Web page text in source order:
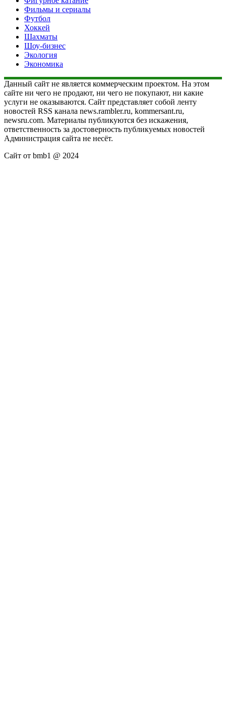
Фильмы и сериалы
Футбол
Хоккей
Шахматы
Шоу-бизнес
Экология
Экономика
Данный сайт не является коммерческим проектом. На этом
сайте ни чего не продают, ни чего не покупают, ни какие
услуги не оказываются. Сайт представляет собой ленту
новостей RSS канала news.rambler.ru, kommersant.ru,
newsru.com. Материалы публикуются без искажения,
ответственность за достоверность публикуемых новостей
Администрация сайта не несёт.
Сайт от bmb1 @ 2024